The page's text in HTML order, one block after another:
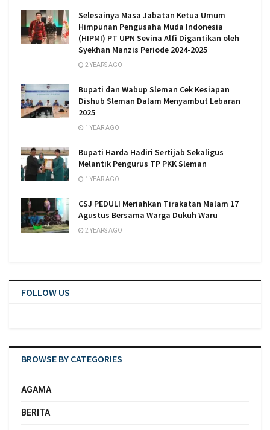
Selesainya Masa Jabatan Ketua Umum
Himpunan Pengusaha Muda Indonesia
(HIPMI) PT UPN Sevina Alfi Digantikan oleh
Syekhan Manzis Periode 2024-2025
2 YEARS AGO
Bupati dan Wabup Sleman Cek Kesiapan
Dishub Sleman Dalam Menyambut Lebaran
2025
1 YEAR AGO
Bupati Harda Hadiri Sertijab Sekaligus
Melantik Pengurus TP PKK Sleman
1 YEAR AGO
CSJ PEDULI Meriahkan Tirakatan Malam 17
Agustus Bersama Warga Dukuh Waru
2 YEARS AGO
FOLLOW US
BROWSE BY CATEGORIES
AGAMA
BERITA